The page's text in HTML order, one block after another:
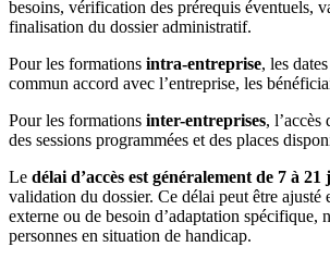
besoins, vérification des prérequis éventuels,
finalisation du dossier administratif.
Pour les formations intra-entreprise, les
commun accord avec l’entreprise, les
Pour les formations inter-entreprises, l’accès
des sessions programmées et des places
Le délai d’accès est généralement de 7 à
validation du dossier. Ce délai peut être ajusté
externe ou de besoin d’adaptation spécifique,
personnes en situation de handicap.